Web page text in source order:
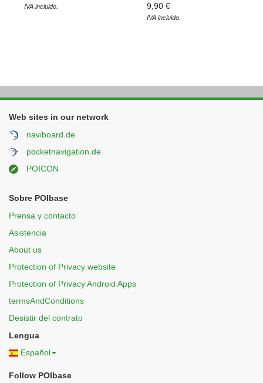
IVA incluido. 9,90 €
IVA incluido.
Web sites in our network
naviboard.de
pocketnavigation.de
POICON
Sobre POIbase
Prensa y contacto
Asistencia
About us
Protection of Privacy website
Protection of Privacy Android Apps
termsAndConditions
Desistir del contrato
Lengua
Español
Follow POIbase